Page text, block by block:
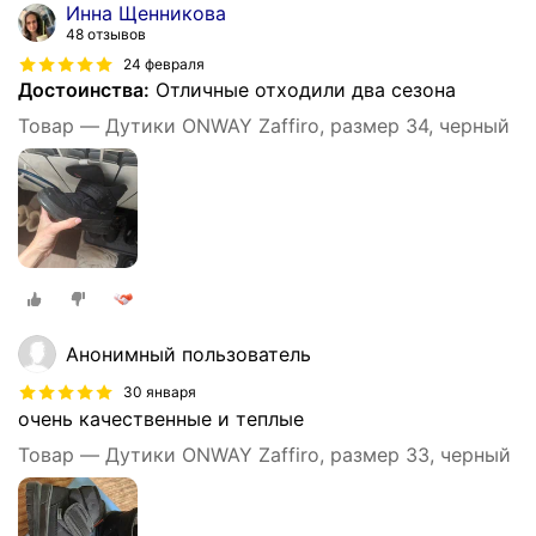
Инна Щенникова
48 отзывов
24 февраля
Достоинства: Отличные отходили два сезона
Товар — Дутики ONWAY Zaffiro, размер 34, черный
Анонимный пользователь
30 января
очень качественные и теплые
Товар — Дутики ONWAY Zaffiro, размер 33, черный